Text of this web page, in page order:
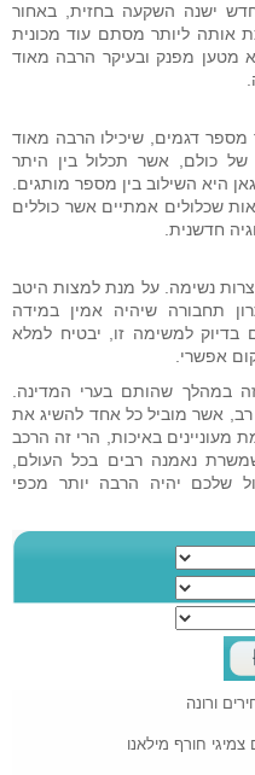
ישנה השקעה בחזית, באחור
אותה ליותר מסתם עוד מכונית
מטען מפנק ובעיקר הרבה מאוד
מספר דגמים, שיכילו הרבה מאוד
של כולם, אשר תכלול בין היתר
היא השילוב בין מספר מותגים.
שכלולים אמתיים אשר כוללים
חדשנית.
נשימה. על מנת למצות היטב
תחבורה שיהיה אמין במידה
למשימה זו, יבטיח למלא
אפשרי.
במהלך שהותם בערי המדינה.
רב, אשר מוביל כל אחד להשיג את
באיכות, הרי זה הרכב
כבר יותר מ20 שנה שמשרת נאמנה רבים בכל העולם,
שלכם יהיה הרבה יותר מכפי
ורונה
חורף מילאנו